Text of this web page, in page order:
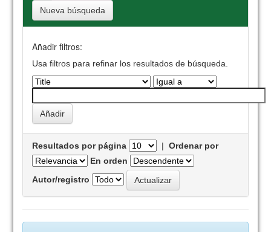
Nueva búsqueda
Añadir filtros:
Usa filtros para refinar los resultados de búsqueda.
Resultados por página |Ordenar por
En orden
Autor/registro